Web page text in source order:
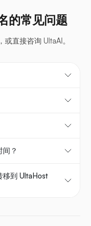
的常见问题
直接咨询 UltaAI。
？
移到 UltaHost